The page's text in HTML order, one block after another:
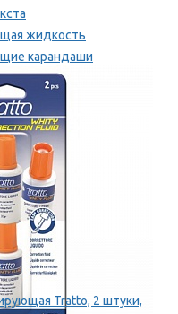
жидкость
карандаши
ленты
Tratto, 2 штуки,